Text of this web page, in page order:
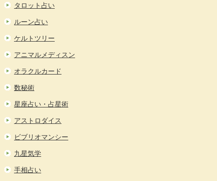
タロット占い
ルーン占い
ケルトツリー
アニマルメディスン
オラクルカード
数秘術
星座占い・占星術
アストロダイス
ビブリオマンシー
九星気学
手相占い